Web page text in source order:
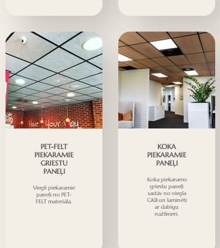
PET-FELT
PIEKARAMIE
GRIESTU
PANEĻI
Viegli piekaramie
paneļi no PET-
FELT materiāla.
KOKA
PIEKARAMIE
PANEĻI
Koka piekaramo
griestu paneļi
sastāv no viegla
GKB un laminēti
ar dabīgu
nažfinieri.